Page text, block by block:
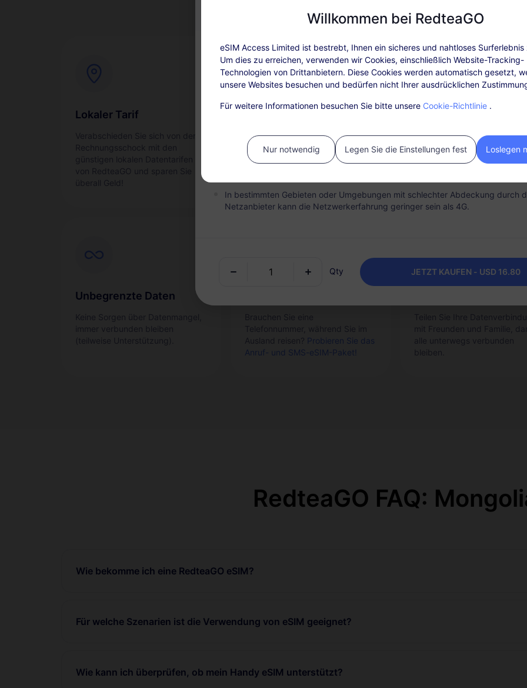
Lokaler Tarif
Aktivieren Sie Ihre eSIM
reibungslos und schnell direkt von
Ihrem Telefon aus.
Laden Sie Ihren Datentarif
Bedarf einfach auf und
Sie für jedes Ziel ein Paket.
Unbegrenzte Daten
Probieren Sie das
Anruf- und SMS-eSIM-Paket!
RedteaGO FAQ:
Wie bekomme ich eine RedteaGO eSIM?
Für welche Szenarien ist die Verwendung von eSIM geeignet?
Wie kann ich überprüfen, ob mein Handy eSIM unterstützt?
Pläne Details Abdeckung und
Dieser Service erfordert keine SIM-Karte. Bitte aktivieren Sie ihn innerhalb von
sind nicht erstattungsfähig.
Während der Gültigkeitsdauer wird der Service eingestellt, wenn das
In bestimmten Gebieten oder Umgebungen mit schlechter Abdeckung durch
Netzanbieter kann die Netzwerkerfahrung geringer sein als 4G.
Qty JETZT KAUFEN - USD 16.80
Willkommen bei RedteaGO
eSIM Access Limited ist bestrebt, Ihnen ein sicheres und nahtloses Surferlebnis
Um dies zu erreichen, verwenden wir Cookies, einschließlich Website-Tracking-
Technologien von Drittanbietern. Diese Cookies werden automatisch gesetzt,
unsere Websites besuchen und bedürfen nicht Ihrer ausdrücklichen
Für weitere Informationen besuchen Sie bitte unsere Cookie-Richtlinie .
Nur notwendig Legen Sie die Einstellungen fest Loslegen